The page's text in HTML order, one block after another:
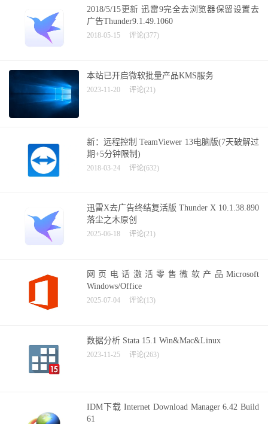
2018/5/15更新 迅雷9完全去浏览器保留设置去
广告Thunder9.1.49.1060
2018-05-15 评论(377)
本站已开启微软批量产品KMS服务
2023-11-20 评论(21)
新：远程控制 TeamViewer 13电脑版(7天破解过
期+5分钟限制)
2018-03-24 评论(632)
迅雷X去广告终结复活版 Thunder X 10.1.38.890
落尘之木原创
2025-06-18 评论(21)
网页电话激活零售微软产品Microsoft
Windows/Office
2025-07-04 评论(13)
数据分析 Stata 15.1 Win&Mac&Linux
2023-11-25 评论(263)
IDM下载 Internet Download Manager 6.42 Build
61